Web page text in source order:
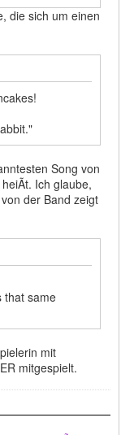
die sich um einen
Song von
Ich glaube,
der Band zeigt
that same
mit
mitgespielt.